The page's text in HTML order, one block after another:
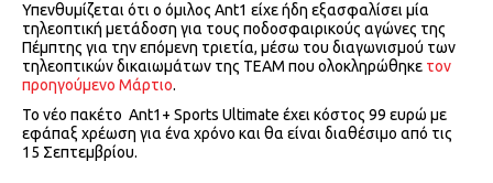
Υπενθυμίζεται ότι ο όμιλος Ant1 είχε ήδη εξασφαλίσει μία
τηλεοπτική μετάδοση για τους ποδοσφαιρικούς αγώνες της
Πέμπτης για την επόμενη τριετία, μέσω του διαγωνισμού των
τηλεοπτικών δικαιωμάτων της ΤΕΑΜ που ολοκληρώθηκε τον
προηγούμενο Μάρτιο.
Το νέο πακέτο Ant1+ Sports Ultimate έχει κόστος 99 ευρώ με
εφάπαξ χρέωση για ένα χρόνο και θα είναι διαθέσιμο από τις
15 Σεπτεμβρίου.